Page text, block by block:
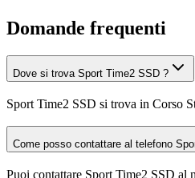
Domande frequenti
Dove si trova Sport Time2 SSD ?
Sport Time2 SSD si trova in Corso
Come posso contattare al telefono
Puoi contattare Sport Time2 SSD al